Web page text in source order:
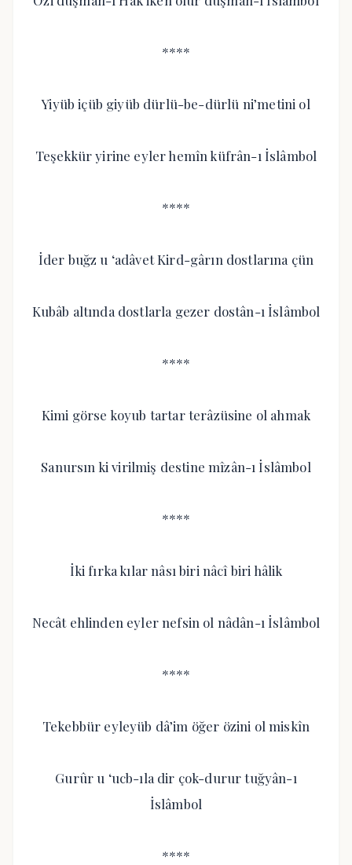
****
Yiyüb içüb giyüb dürlü-be-dürlü ni’metini ol
Teşekkür yirine eyler hemîn küfrân-ı İslâmbol
****
İder buğz u ‘adâvet Kird-gârın dostlarına çün
Kubâb altında dostlarla gezer dostân-ı İslâmbol
****
Kimi görse koyub tartar terâzüsine ol ahmak
Sanursın ki virilmiş destine mîzân-ı İslâmbol
****
İki fırka kılar nâsı biri nâcî biri hâlik
Necât ehlinden eyler nefsin ol nâdân-ı İslâmbol
****
Tekebbür eyleyüb dâ’im öğer özini ol miskîn
Gurûr u ‘ucb-ıla dir çok-durur tuğyân-ı
İslâmbol
****